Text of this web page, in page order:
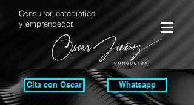
Cita con Oscar Whatsapp
Consultor, catedrático
y emprendedor.